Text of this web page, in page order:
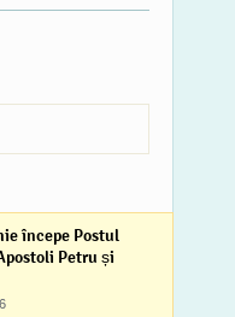
creștinilor este
începe Postul
Petru și